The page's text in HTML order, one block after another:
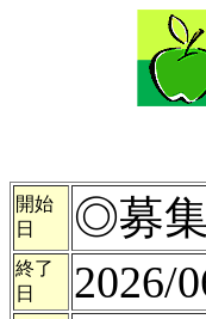
開始
日
◎募
終了
日
2026/